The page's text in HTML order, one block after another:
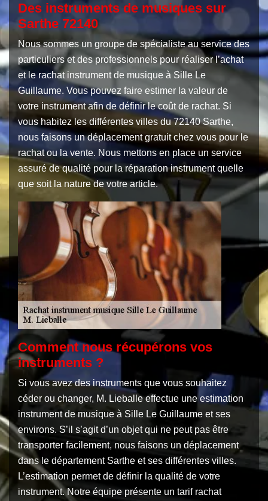
Des instruments de musiques sur
Sarthe 72140
Nous sommes un groupe de spécialiste au service des
particuliers et des professionnels pour réaliser l’achat
et le rachat instrument de musique à Sille Le
Guillaume. Vous pouvez faire estimer la valeur de
votre instrument afin de définir le coût de rachat. Si
vous habitez les différentes villes du 72140 Sarthe,
nous faisons un déplacement gratuit chez vous pour le
rachat ou la vente. Nous mettons en place un service
assuré de qualité pour la réparation instrument quelle
que soit la nature de votre article.
Comment nous récupérons vos
instruments ?
Si vous avez des instruments que vous souhaitez
céder ou changer, M. Lieballe effectue une estimation
instrument de musique à Sille Le Guillaume et ses
environs. S’il s’agit d’un objet qui ne peut pas être
transporter facilement, nous faisons un déplacement
dans le département Sarthe et ses différentes villes.
L’estimation permet de définir la qualité de votre
instrument. Notre équipe présente un tarif rachat